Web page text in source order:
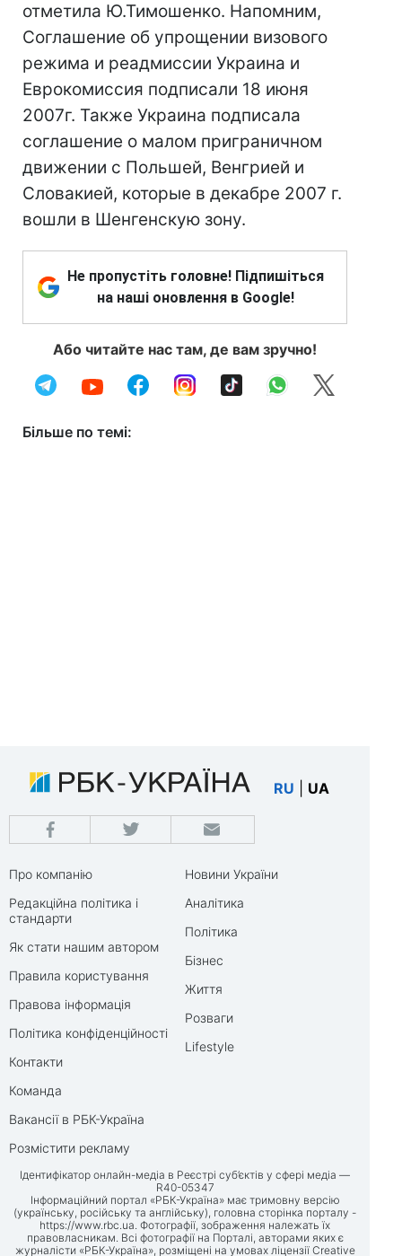
отметила Ю.Тимошенко. Напомним,
Соглашение об упрощении визового
режима и реадмиссии Украина и
Еврокомиссия подписали 18 июня
2007г. Также Украина подписала
соглашение о малом приграничном
движении с Польшей, Венгрией и
Словакией, которые в декабре 2007 г.
вошли в Шенгенскую зону.
Не пропустіть головне! Підпишіться
на наші оновлення в Google!
Або читайте нас там, де вам зручно!
Більше по темі:
RU UA
Про компанію
Редакційна політика і
стандарти
Як стати нашим автором
Правила користування
Правова інформація
Політика конфіденційності
Контакти
Команда
Вакансії в РБК-Україна
Розмістити рекламу
Новини України
Аналітика
Політика
Бізнес
Життя
Розваги
Lifestyle
Ідентифікатор онлайн-медіа в Реєстрі суб’єктів у сфері медіа —
R40-05347
Інформаційний портал «РБК-Україна» має тримовну версію
(українську, російську та англійську), головна сторінка порталу -
https://www.rbc.ua. Фотографії, зображення належать їх
правовласникам. Всі фотографії на Порталі, авторами яких є
журналісти «РБК-Україна», розміщені на умовах ліцензії Creative